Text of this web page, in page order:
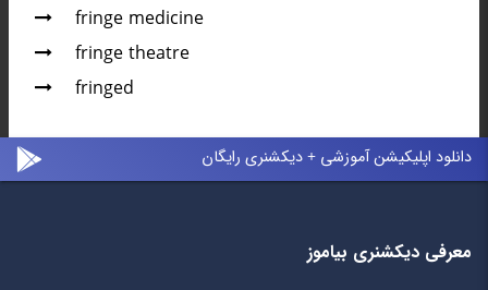
fringe medicine
fringe theatre
fringed
دانلود اپلیکیشن آموزشی + دیکشنری رایگان
معرفی دیکشنری بیاموز